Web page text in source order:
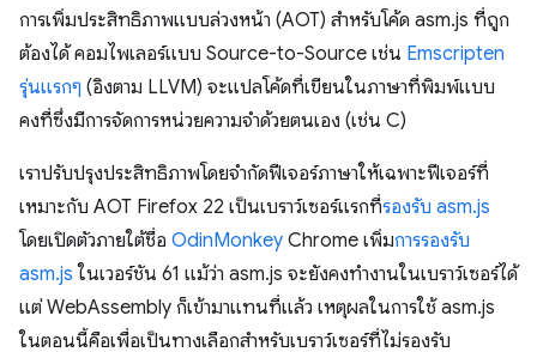
การเพิ่มประสิทธิภาพแบบล่วงหน้า (AOT) สำหรับโค้ด asm.js ที่ถูก
ต้องได้ คอมไพเลอร์แบบ Source-to-Source เช่น Emscripten
รุ่นแรกๆ (อิงตาม LLVM) จะแปลโค้ดที่เขียนในภาษาที่พิมพ์แบบ
คงที่ซึ่งมีการจัดการหน่วยความจำด้วยตนเอง (เช่น C)
เราปรับปรุงประสิทธิภาพโดยจำกัดฟีเจอร์ภาษาให้เฉพาะฟีเจอร์ที่
เหมาะกับ AOT Firefox 22 เป็นเบราว์เซอร์แรกที่รองรับ asm.js
โดยเปิดตัวภายใต้ชื่อ OdinMonkey Chrome เพิ่มการรองรับ
asm.js ในเวอร์ชัน 61 แม้ว่า asm.js จะยังคงทำงานในเบราว์เซอร์ได้
แต่ WebAssembly ก็เข้ามาแทนที่แล้ว เหตุผลในการใช้ asm.js
ในตอนนี้คือเพื่อเป็นทางเลือกสำหรับเบราว์เซอร์ที่ไม่รองรับ